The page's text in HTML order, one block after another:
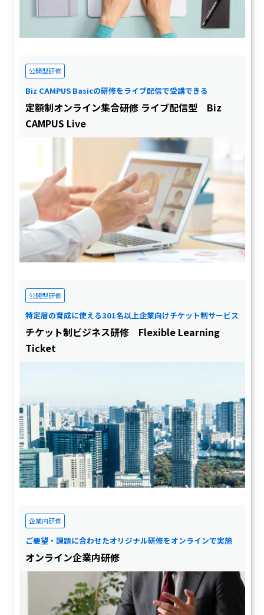
公開型研修
Biz CAMPUS Basicの研修をライブ配信で受講できる
定額制オンライン集合研修 ライブ配信型 Biz
CAMPUS Live
公開型研修
特定層の育成に使える301名以上企業向けチケット制サービス
チケット制ビジネス研修 Flexible Learning
Ticket
企業内研修
ご要望・課題に合わせたオリジナル研修をオンラインで実施
オンライン企業内研修